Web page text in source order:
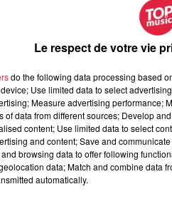
2018 à 0h00
2018 à 0h00
Le respect de votre vie
do the following data processing based
Use limited data to select
Measure advertising performance;
of data from different sources; Develop
content; Use limited data to select
and content; Save and
browsing data to offer following
data; Match and combine data
automatically.